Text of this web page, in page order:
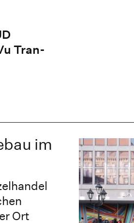
Tran-
im
Ort